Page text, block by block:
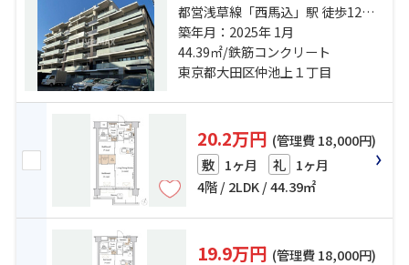
都営浅草線「西馬込」駅 徒歩12分
東急池上線「久が原」駅 徒歩19分
東急池上線「御嶽山」駅 徒歩21分
築年月：2025年 1月
44.39㎡/鉄筋コンクリート
東京都大田区仲池上１丁目
20.2万円 (管理費 18,000円)
敷 1ヶ月 礼 1ヶ月
4階 / 2LDK / 44.39㎡
19.9万円 (管理費 18,000円)